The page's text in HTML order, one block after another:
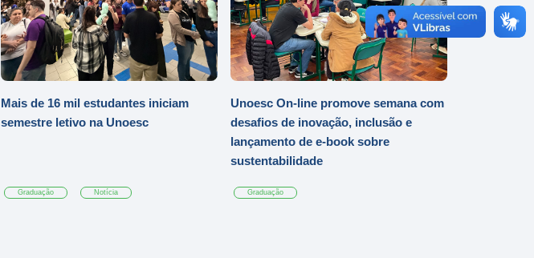
Mais de 16 mil estudantes iniciam
semestre letivo na Unoesc
Graduação Notícia
Unoesc On-line promove semana com
desafios de inovação, inclusão e
lançamento de e-book sobre
sustentabilidade
Graduação